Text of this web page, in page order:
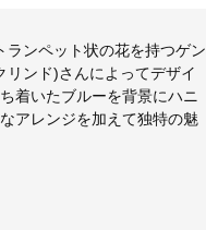
ンペット状の花を持つゲン
ンド)さんによってデザイ
着いたブルーを背景にハニ
アレンジを加えて独特の魅